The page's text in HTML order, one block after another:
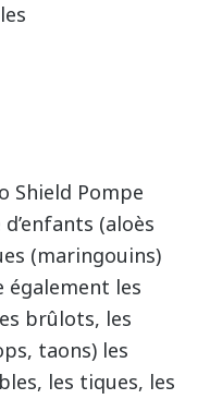
Shield Pompe
(aloès
(maringouins)
également les
brûlots, les
taons) les
les tiques, les